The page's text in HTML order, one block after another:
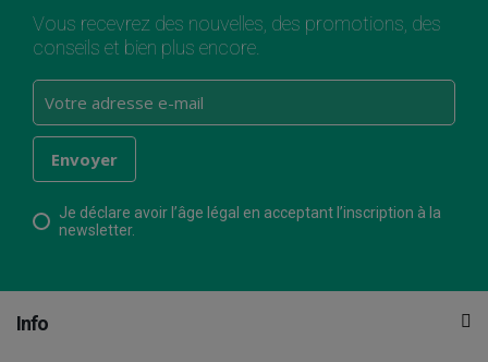
Vous recevrez des nouvelles, des promotions, des
conseils et bien plus encore.
Je déclare avoir l’âge légal en acceptant l’inscription à la
newsletter.
Info